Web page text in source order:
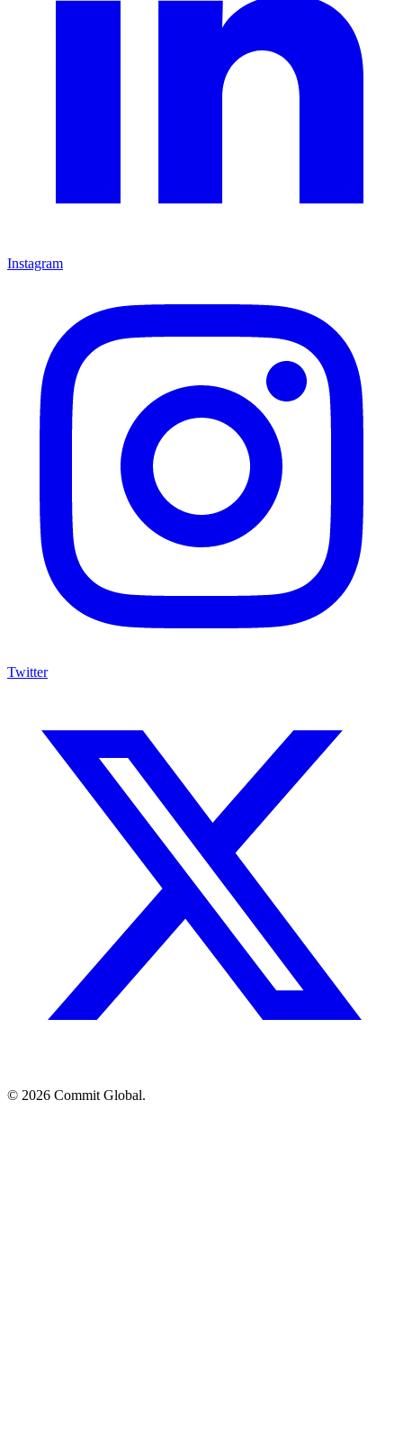
Instagram
Twitter
© 2026 Commit Global.